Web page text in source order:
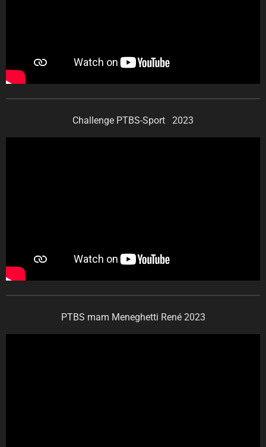
Challenge PTBS-Sport 2023
PTBS mam Meneghetti René 2023